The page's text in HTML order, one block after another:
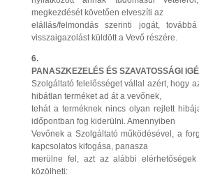
megkezdését követően elveszíti az
elállás/felmondás szerinti jogát,
visszaigazolást küldött a Vevő részére.
6.
PANASZKEZELÉS ÉS SZAVATOSSÁGI
Szolgáltató felelősséget vállal azért, hogy
hibátlan terméket ad át a vevőnek,
tehát a terméknek nincs olyan rejlett
időpontban fog kiderülni. Amennyiben
Vevőnek a Szolgáltató működésével, a
kapcsolatos kifogása, panasza
merülne fel, azt az alábbi elérhetőségek
közölheti: